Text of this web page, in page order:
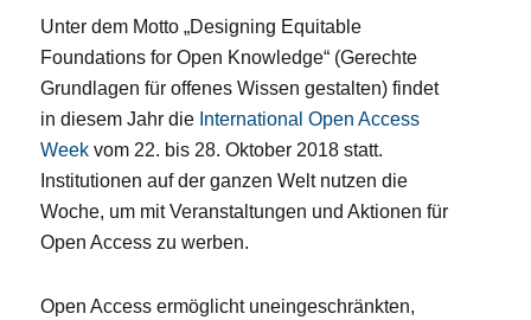
Unter dem Motto „Designing Equitable
Foundations for Open Knowledge“ (Gerechte
Grundlagen für offenes Wissen gestalten) findet
in diesem Jahr die International Open Access
Week vom 22. bis 28. Oktober 2018 statt.
Institutionen auf der ganzen Welt nutzen die
Woche, um mit Veranstaltungen und Aktionen für
Open Access zu werben.
Open Access ermöglicht uneingeschränkten,